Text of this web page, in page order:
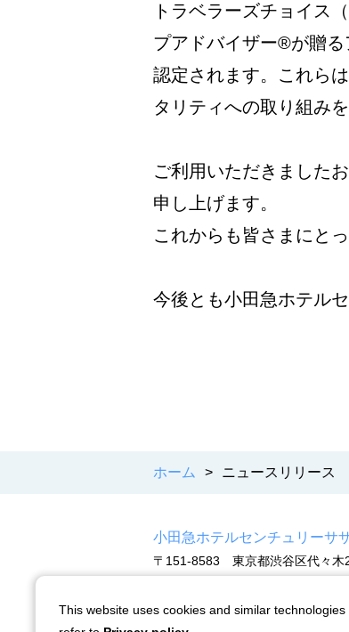
トラベラーズチョイス
プアドバイザー®が贈
認定されます。これら
タリティへの取り組み
ご利用いただきました
申し上げます。
これからも皆さまにと
今後とも小田急ホテル
ホーム > ニュースリリース
小田急ホテルセンチュリーサ
〒151-8583 東京都渋谷区代々木
This website uses cookies and similar